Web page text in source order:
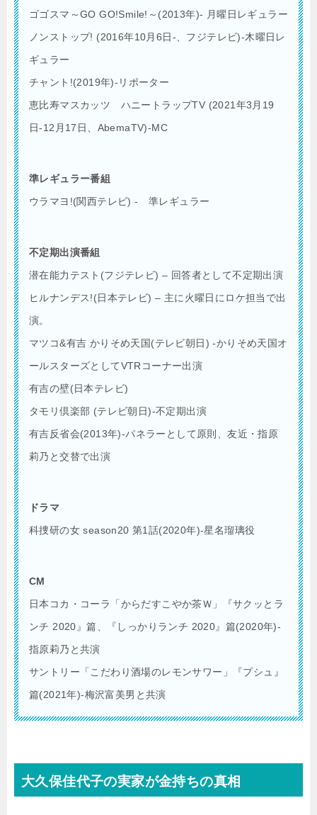
ゴゴスマ～GO GO!Smile!～(2013年)- 月曜日レギュラー
ノンストップ! (2016年10月6日-、フジテレビ)-木曜日レ
ギュラー
チャント!(2019年)-リポーター
恵比寿マスカッツ ハニートラップTV (2021年3月19
日-12月17日、AbemaTV)-MC
準レギュラー番組
ウラマヨ!(関西テレビ) - 準レギュラー
不定期出演番組
潜在能力テスト(フジテレビ) – 回答者として不定期出演
ヒルナンデス!(日本テレビ) – 主に火曜日にロケ担当で出
演。
マツコ&有吉 かりそめ天国(テレビ朝日) -かりそめ天国オ
ールスターズとしてVTRコーナー出演
有吉の壁(日本テレビ)
タモリ倶楽部 (テレビ朝日)-不定期出演
有吉反省会(2013年)-パネラーとして原則、友近・指原
莉乃と交替で出演
ドラマ
科捜研の女 season20 第1話(2020年)-星名瑠璃役
CM
日本コカ・コーラ「からだすこやか茶Ｗ」『サクッとラ
ンチ 2020』篇、『しっかりランチ 2020』篇(2020年)-
指原莉乃と共演
サントリー「こだわり酒場のレモンサワー」『プシュ』
篇(2021年)-梅沢富美男と共演
大久保佳代子の実家が金持ちの真相